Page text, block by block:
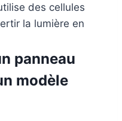
des cellules
la lumière en
panneau
modèle